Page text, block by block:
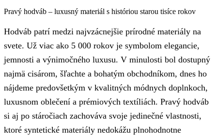
Pravý hodváb – luxusný materiál s históriou starou tisíce rokov
Hodváb patrí medzi najvzácnejšie prírodné materiály na
svete. Už viac ako 5 000 rokov je symbolom elegancie,
jemnosti a výnimočného luxusu. V minulosti bol dostupný
najmä cisárom, šľachte a bohatým obchodníkom, dnes ho
nájdeme predovšetkým v kvalitných módnych doplnkoch,
luxusnom oblečení a prémiových textíliách. Pravý hodváb
si aj po stáročiach zachováva svoje jedinečné vlastnosti,
ktoré syntetické materiály nedokážu plnohodnotne